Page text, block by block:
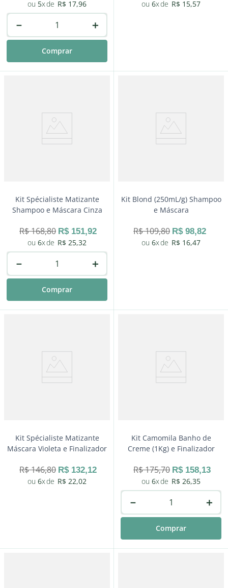
5 R$ 17,96
＋
－
Comprar
6 R$ 15,57
Kit Spécialiste Matizante
Shampoo e Máscara Cinza
R$168,80 R$ 151,92
6
R$ 25,32
＋
－
Comprar
Kit Blond (250mL/g) Shampoo
e Máscara
R$109,80 R$ 98,82
6
R$ 16,47
Kit Spécialiste Matizante
Máscara Violeta e Finalizador
R$146,80 R$ 132,12
6
R$ 22,02
Kit Camomila Banho de
Creme (1Kg) e Finalizador
R$175,70 R$ 158,13
6
R$ 26,35
＋
－
Comprar